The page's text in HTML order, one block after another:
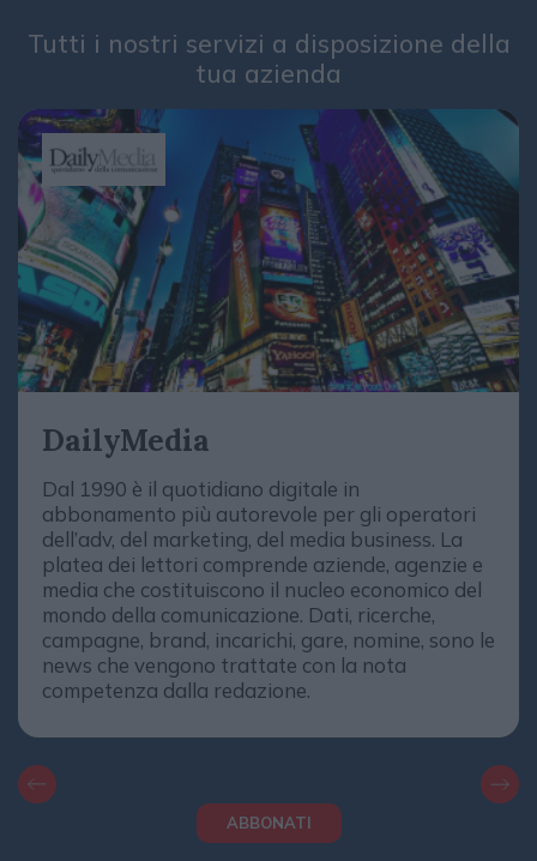
Tutti i nostri servizi a disposizione della
tua azienda
DailyMedia
Dal 1990 è il quotidiano digitale in
abbonamento più autorevole per gli operatori
dell’adv, del marketing, del media business. La
platea dei lettori comprende aziende, agenzie e
media che costituiscono il nucleo economico del
mondo della comunicazione. Dati, ricerche,
campagne, brand, incarichi, gare, nomine, sono le
news che vengono trattate con la nota
competenza dalla redazione.
ABBONATI